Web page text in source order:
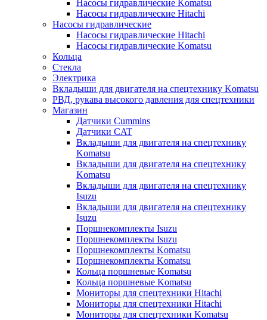
Насосы гидравлические Komatsu
Насосы гидравлические Hitachi
Насосы гидравлические
Насосы гидравлические Hitachi
Насосы гидравлические Komatsu
Кольца
Стекла
Электрика
Вкладыши для двигателя на спецтехнику Komatsu
РВД, рукава высокого давления для спецтехники
Магазин
Датчики Cummins
Датчики CAT
Вкладыши для двигателя на спецтехнику
Komatsu
Вкладыши для двигателя на спецтехнику
Komatsu
Вкладыши для двигателя на спецтехнику
Isuzu
Вкладыши для двигателя на спецтехнику
Isuzu
Поршнекомплекты Isuzu
Поршнекомплекты Isuzu
Поршнекомплекты Komatsu
Поршнекомплекты Komatsu
Кольца поршневые Komatsu
Кольца поршневые Komatsu
Мониторы для спецтехники Hitachi
Мониторы для спецтехники Hitachi
Мониторы для спецтехники Komatsu